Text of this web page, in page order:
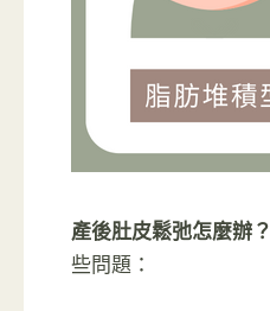
產後肚皮鬆弛怎麼辦？
些問題：